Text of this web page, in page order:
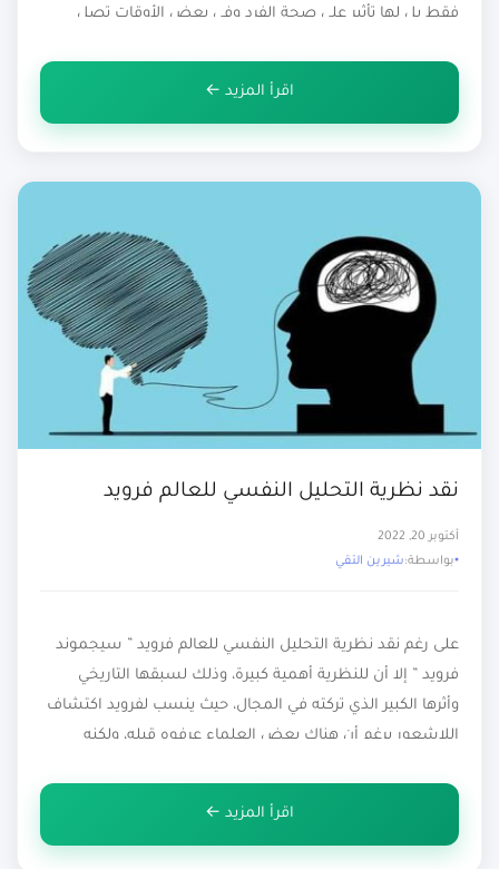
فقط بل لها تأثير على صحة الفرد وفي بعض الأوقات تصل
القلق والتوتر والحزن والبكاء وهذا ما يجهله المصابين بالأمراض
اقرأ المزيد ←
نقد نظرية التحليل النفسي للعالم فرويد
أكتوبر 20, 2022
بواسطة:شيرين التقي
على رغم نقد نظرية التحليل النفسي للعالم فرويد ” سيجموند
فرويد ” إلا أن للنظرية أهمية كبيرة، وذلك لسبقها التاريخي
وأثرها الكبير الذي تركته في المجال، حيث ينسب لفرويد اكتشاف
اللاشعور برغم أن هناك بعض العلماء عرفوه قبله، ولكنه
أنه خزان مليء بالرغبات الجنسية […]
اقرأ المزيد ←